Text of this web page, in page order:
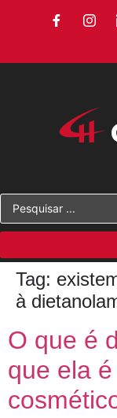
Tag:
à
O que é
que ela